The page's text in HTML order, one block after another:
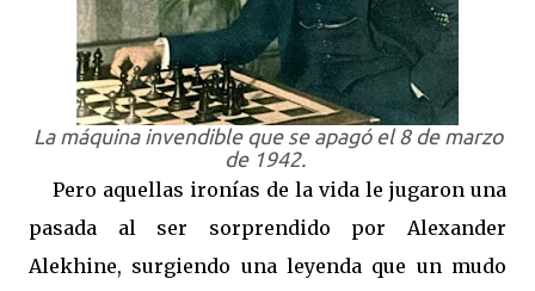
La máquina invendible que se apagó el 8 de marzo
de 1942.
Pero aquellas ironías de la vida le jugaron una
pasada al ser sorprendido por Alexander
Alekhine, surgiendo una leyenda que un mudo